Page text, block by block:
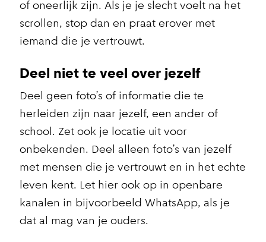
of oneerlijk zijn. Als je je slecht voelt na het
scrollen, stop dan en praat erover met
iemand die je vertrouwt.
Deel niet te veel over jezelf
Deel geen foto’s of informatie die te
herleiden zijn naar jezelf, een ander of
school. Zet ook je locatie uit voor
onbekenden. Deel alleen foto’s van jezelf
met mensen die je vertrouwt en in het echte
leven kent. Let hier ook op in openbare
kanalen in bijvoorbeeld WhatsApp, als je
dat al mag van je ouders.